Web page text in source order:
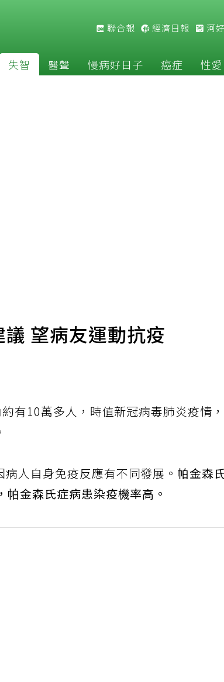
聯合報 經濟日報 河
失智 醫聲 慢病好日子 癌症 性愛
望病友運動抗疫
有10萬多人，時值新冠病毒肺炎疫情，
病人自身免疫反應有不同發展。帕金森
金森氏症病患染疫機率高。